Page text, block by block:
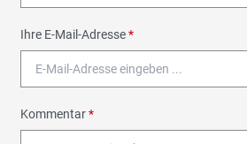
Ihre E-Mail-Adresse*
Kommentar*